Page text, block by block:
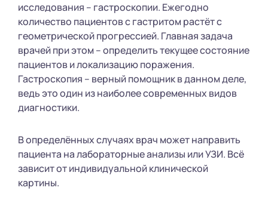
исследования – гастроскопии. Ежегодно
количество пациентов с гастритом растёт с
геометрической прогрессией. Главная задача
врачей при этом – определить текущее состояние
пациентов и локализацию поражения.
Гастроскопия – верный помощник в данном деле,
ведь это один из наиболее современных видов
диагностики.
В определённых случаях врач может направить
пациента на лабораторные анализы или УЗИ. Всё
зависит от индивидуальной клинической
картины.